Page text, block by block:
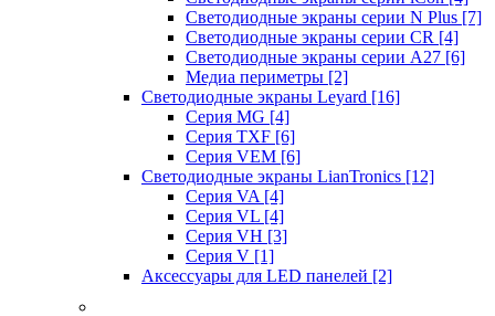
Светодиодные экраны серии N Plus [7]
Светодиодные экраны серии CR [4]
Светодиодные экраны серии А27 [6]
Медиа периметры [2]
Светодиодные экраны Leyard [16]
Серия MG [4]
Серия TXF [6]
Серия VEM [6]
Светодиодные экраны LianTronics [12]
Серия VA [4]
Серия VL [4]
Серия VH [3]
Серия V [1]
Аксессуары для LED панелей [2]